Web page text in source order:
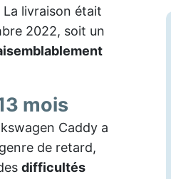
livraison était
2022, soit un
mois
Caddy a
de retard,
difficultés